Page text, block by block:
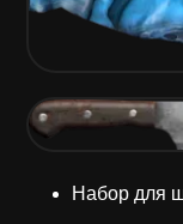
Набор для